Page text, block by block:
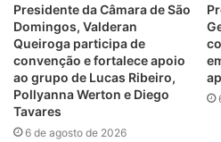
Presidente da Câmara de São
Domingos, Valderan
Queiroga participa de
convenção e fortalece apoio
ao grupo de Lucas Ribeiro,
Pollyanna Werton e Diego
Tavares
6 de agosto de 2026